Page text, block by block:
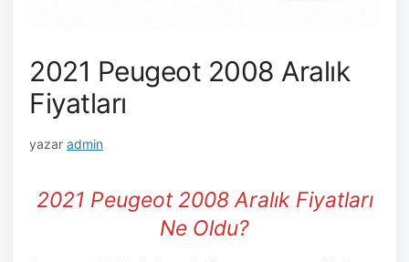
2021 Peugeot 2008 Aralık
Fiyatları
yazar admin
2021 Peugeot 2008 Aralık Fiyatları
Ne Oldu?